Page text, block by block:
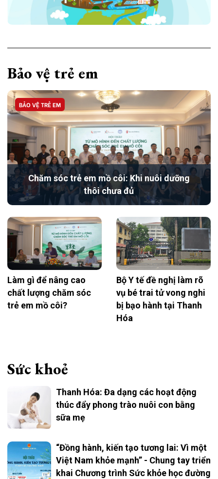
Bảo vệ trẻ em
BẢO VỆ TRẺ EM
Chăm sóc trẻ em mồ côi: Khi nuôi dưỡng
thôi chưa đủ
Làm gì để nâng cao
chất lượng chăm sóc
trẻ em mồ côi?
Bộ Y tế đề nghị làm rõ
vụ bé trai tử vong nghi
bị bạo hành tại Thanh
Hóa
Sức khoẻ
Thanh Hóa: Đa dạng các hoạt động
thúc đẩy phong trào nuôi con bằng
sữa mẹ
“Đồng hành, kiến tạo tương lai: Vì một
Việt Nam khỏe mạnh” - Chung tay triển
khai Chương trình Sức khỏe học đường